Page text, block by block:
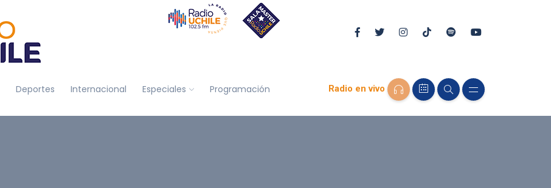
Deportes Internacional Especiales Programación Radio en vivo